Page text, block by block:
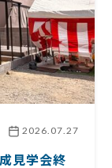
2026.07.27
見学会終